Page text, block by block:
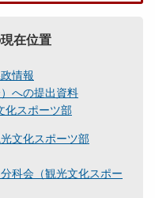
在位置
情報
への提出資料
化スポーツ部
文化スポーツ部
科会（観光文化スポー